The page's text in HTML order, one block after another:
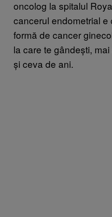
oncolog la spitalul
cancerul endometrial e
formă de cancer
la care te gândești,
și ceva de ani.